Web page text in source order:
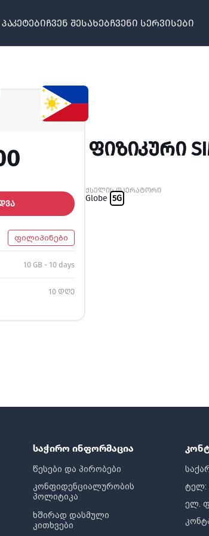
პაკეტებიჩვენ შესახებჩვენი სერვისები
ფილიპინები
10 GB - 10 days
10 დღე
ᲤᲘᲖᲘᲙᲣᲠᲘ
ქსელის ოპერატორი
Globe 5G
საჭირო ინფორმაცია
წესები და პირობები
კონფიდენციალურობის
პოლიტიკა
ხშირად დასმული
კითხვები
ტელ:
ელ.